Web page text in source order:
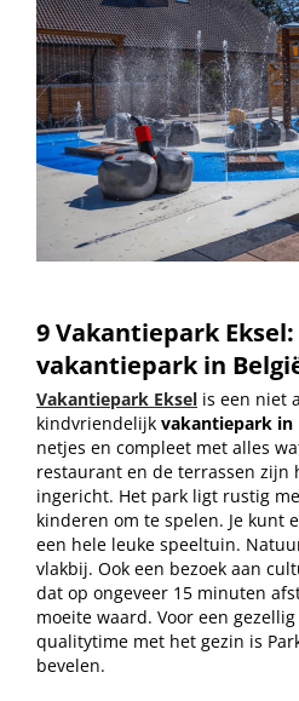
9 Vakantiepark
vakantiepark in
Vakantiepark Eksel is een niet
kindvriendelijk vakantiepark in
netjes en compleet met alles
restaurant en de terrassen zijn
ingericht. Het park ligt rustig
kinderen om te spelen. Je kunt
een hele leuke speeltuin.
vlakbij. Ook een bezoek aan
dat op ongeveer 15 minuten
moeite waard. Voor een
qualitytime met het gezin is
bevelen.